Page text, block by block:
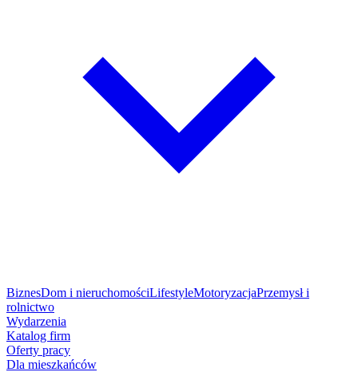
BiznesDom i nieruchomościLifestyleMotoryzacjaPrzemysł i
rolnictwo
Wydarzenia
Katalog firm
Oferty pracy
Dla mieszkańców